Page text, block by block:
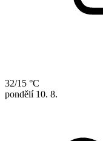
32/15 °C
pondělí 10. 8.